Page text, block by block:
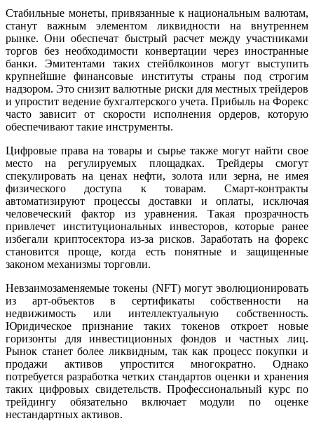
Стабильные монеты, привязанные к национальным валютам,
станут важным элементом ликвидности на внутреннем
рынке. Они обеспечат быстрый расчет между участниками
торгов без необходимости конвертации через иностранные
банки. Эмитентами таких стейблкоинов могут выступить
крупнейшие финансовые институты страны под строгим
надзором. Это снизит валютные риски для местных трейдеров
и упростит ведение бухгалтерского учета. Прибыль на Форекс
часто зависит от скорости исполнения ордеров, которую
обеспечивают такие инструменты.
Цифровые права на товары и сырье также могут найти свое
место на регулируемых площадках. Трейдеры смогут
спекулировать на ценах нефти, золота или зерна, не имея
физического доступа к товарам. Смарт-контракты
автоматизируют процессы доставки и оплаты, исключая
человеческий фактор из уравнения. Такая прозрачность
привлечет институциональных инвесторов, которые ранее
избегали криптосектора из-за рисков. Заработать на форекс
становится проще, когда есть понятные и защищенные
законом механизмы торговли.
Невзаимозаменяемые токены (NFT) могут эволюционировать
из арт-объектов в сертификаты собственности на
недвижимость или интеллектуальную собственность.
Юридическое признание таких токенов откроет новые
горизонты для инвестиционных фондов и частных лиц.
Рынок станет более ликвидным, так как процесс покупки и
продажи активов упростится многократно. Однако
потребуется разработка четких стандартов оценки и хранения
таких цифровых свидетельств. Профессиональный курс по
трейдингу обязательно включает модули по оценке
нестандартных активов.